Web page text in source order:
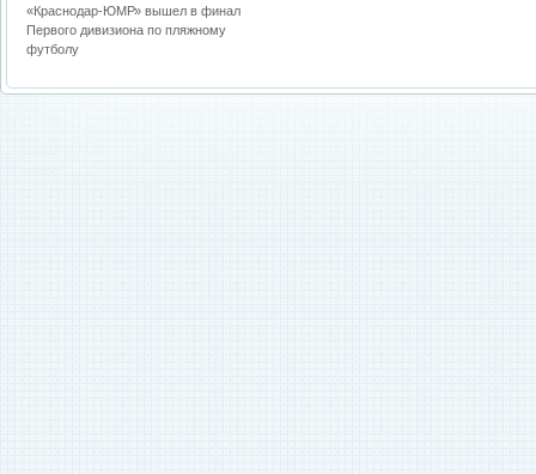
«Краснодар-ЮМР» вышел в финал
Первого дивизиона по пляжному
футболу